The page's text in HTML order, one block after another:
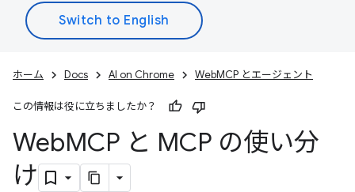
ホーム Docs AI on Chrome WebMCP とエージェント
この情報は役に立ちましたか？
WebMCP と MCP の使い分
け